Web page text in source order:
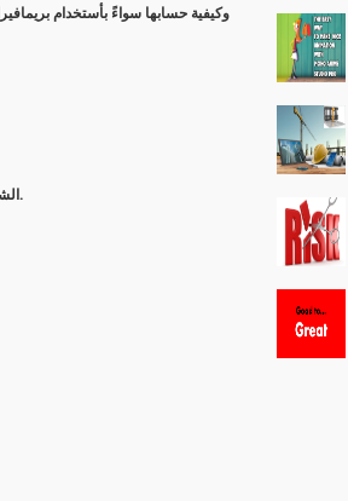
الشرح بناءً على خبرة عملية في أرض الواقع و المشاريع وسيتم رفع وشرح نفس التقارير التي أتعامل بها بشكل يومي أو أسبوعي في عملي.